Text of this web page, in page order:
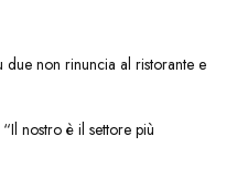
due non rinuncia al ristorante e
nostro è il settore più